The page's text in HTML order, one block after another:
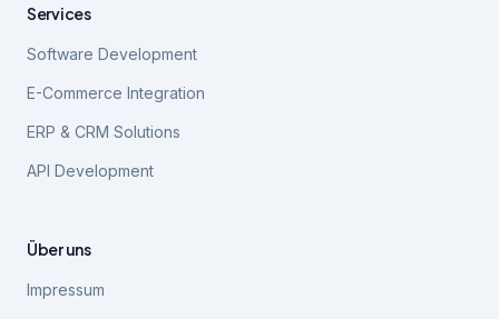
Services
Software Development
E-Commerce Integration
ERP & CRM Solutions
API Development
Über uns
Impressum